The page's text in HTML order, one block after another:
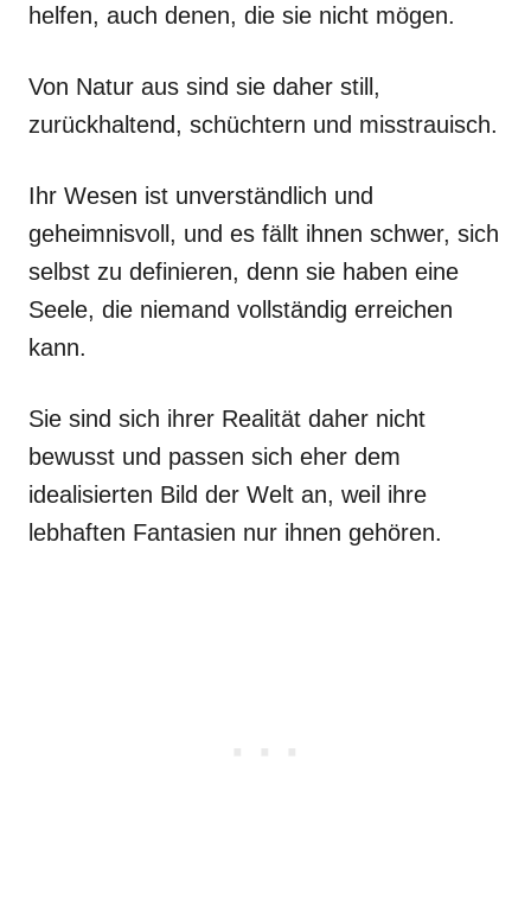
helfen, auch denen, die sie nicht mögen.
Von Natur aus sind sie daher still,
zurückhaltend, schüchtern und misstrauisch.
Ihr Wesen ist unverständlich und
geheimnisvoll, und es fällt ihnen schwer, sich
selbst zu definieren, denn sie haben eine
Seele, die niemand vollständig erreichen
kann.
Sie sind sich ihrer Realität daher nicht
bewusst und passen sich eher dem
idealisierten Bild der Welt an, weil ihre
lebhaften Fantasien nur ihnen gehören.